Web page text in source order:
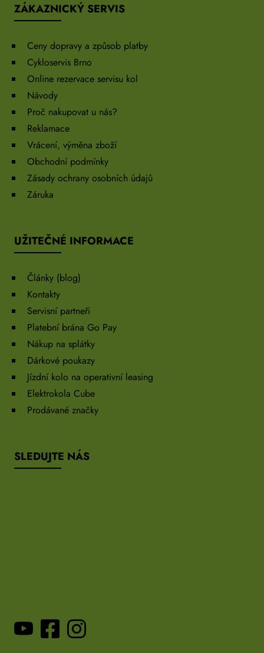
ZÁKAZNICKÝ SERVIS
Ceny dopravy a způsob platby
Cykloservis Brno
Online rezervace servisu kol
Návody
Proč nakupovat u nás?
Reklamace
Vrácení, výměna zboží
Obchodní podmínky
Zásady ochrany osobních údajů
Záruka
UŽITEČNÉ INFORMACE
Články (blog)
Kontakty
Servisní partneři
Platební brána Go Pay
Nákup na splátky
Dárkové poukazy
Jízdní kolo na operativní leasing
Elektrokola Cube
Prodávané značky
SLEDUJTE NÁS